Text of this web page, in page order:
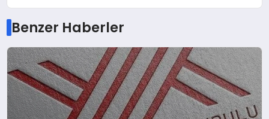
Benzer Haberler